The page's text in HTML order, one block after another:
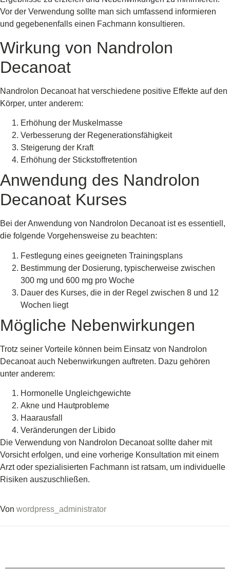
Vor der Verwendung sollte man sich umfassend informieren
und gegebenenfalls einen Fachmann konsultieren.
Wirkung von Nandrolon
Decanoat
Nandrolon Decanoat hat verschiedene positive Effekte auf den
Körper, unter anderem:
Erhöhung der Muskelmasse
Verbesserung der Regenerationsfähigkeit
Steigerung der Kraft
Erhöhung der Stickstoffretention
Anwendung des Nandrolon
Decanoat Kurses
Bei der Anwendung von Nandrolon Decanoat ist es essentiell,
die folgende Vorgehensweise zu beachten:
Festlegung eines geeigneten Trainingsplans
Bestimmung der Dosierung, typischerweise zwischen
300 mg und 600 mg pro Woche
Dauer des Kurses, die in der Regel zwischen 8 und 12
Wochen liegt
Mögliche Nebenwirkungen
Trotz seiner Vorteile können beim Einsatz von Nandrolon
Decanoat auch Nebenwirkungen auftreten. Dazu gehören
unter anderem:
Hormonelle Ungleichgewichte
Akne und Hautprobleme
Haarausfall
Veränderungen der Libido
Die Verwendung von Nandrolon Decanoat sollte daher mit
Vorsicht erfolgen, und eine vorherige Konsultation mit einem
Arzt oder spezialisierten Fachmann ist ratsam, um individuelle
Risiken auszuschließen.
Von wordpress_administrator